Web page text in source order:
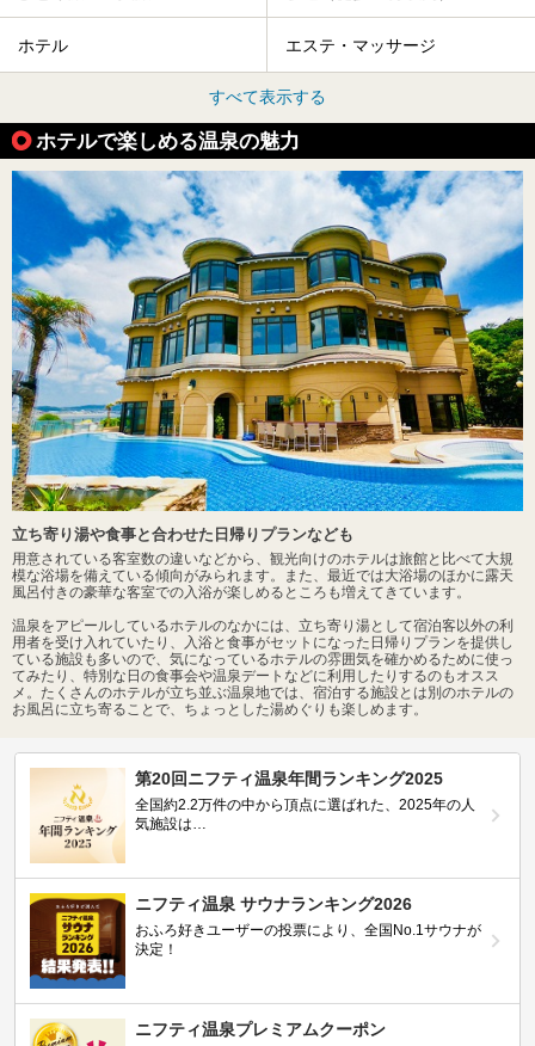
ホテル エステ・マッサージ
すべて表示する
ホテルで楽しめる温泉の魅力
立ち寄り湯や食事と合わせた日帰りプランなども
用意されている客室数の違いなどから、観光向けのホテルは旅館と比べて大規
模な浴場を備えている傾向がみられます。また、最近では大浴場のほかに露天
風呂付きの豪華な客室での入浴が楽しめるところも増えてきています。
温泉をアピールしているホテルのなかには、立ち寄り湯として宿泊客以外の利
用者を受け入れていたり、入浴と食事がセットになった日帰りプランを提供し
ている施設も多いので、気になっているホテルの雰囲気を確かめるために使っ
てみたり、特別な日の食事会や温泉デートなどに利用したりするのもオスス
メ。たくさんのホテルが立ち並ぶ温泉地では、宿泊する施設とは別のホテルの
お風呂に立ち寄ることで、ちょっとした湯めぐりも楽しめます。
第20回ニフティ温泉年間ランキング2025
全国約2.2万件の中から頂点に選ばれた、2025年の人
気施設は…
ニフティ温泉 サウナランキング2026
おふろ好きユーザーの投票により、全国No.1サウナが
決定！
ニフティ温泉プレミアムクーポン